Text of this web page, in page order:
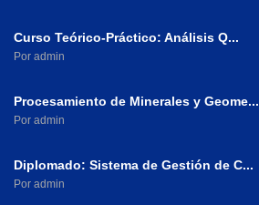
Curso Teórico-Práctico: Análisis Q...
Por admin
Procesamiento de Minerales y Geome...
Por admin
Diplomado: Sistema de Gestión de C...
Por admin